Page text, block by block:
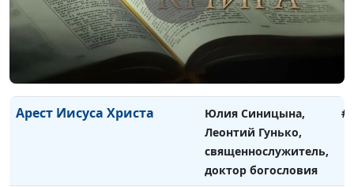
Отречение апостола Петра
Юлия Синицына,
Леонтий Гунько,
священнослужитель,
доктор богословия
Арест Иисуса Христа
Юлия Синицына,
Леонтий Гунько,
священнослужитель,
доктор богословия